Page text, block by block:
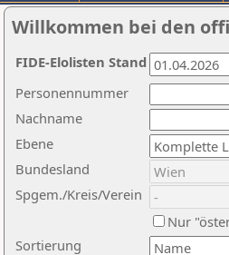
Willkommen bei den
Nachname
Ebene
Sortierung
Personennummer
Bundesland
Spgem./Kreis/Verein
Nur
FIDE-Elolisten Stand